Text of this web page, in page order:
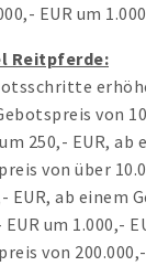
EUR um
Reitpferde:
von
250,- EUR, ab
von über
EUR, ab einem
EUR um 1.000,-
von